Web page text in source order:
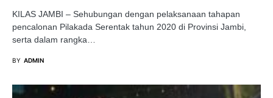
KILAS JAMBI – Sehubungan dengan pelaksanaan tahapan
pencalonan Pilakada Serentak tahun 2020 di Provinsi Jambi,
serta dalam rangka…
BY ADMIN